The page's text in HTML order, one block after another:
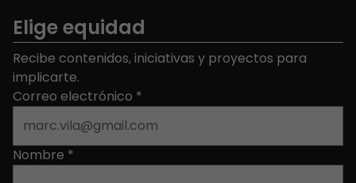
Elige equidad
Recibe contenidos, iniciativas y proyectos para
implicarte.
Correo electrónico *
Nombre *